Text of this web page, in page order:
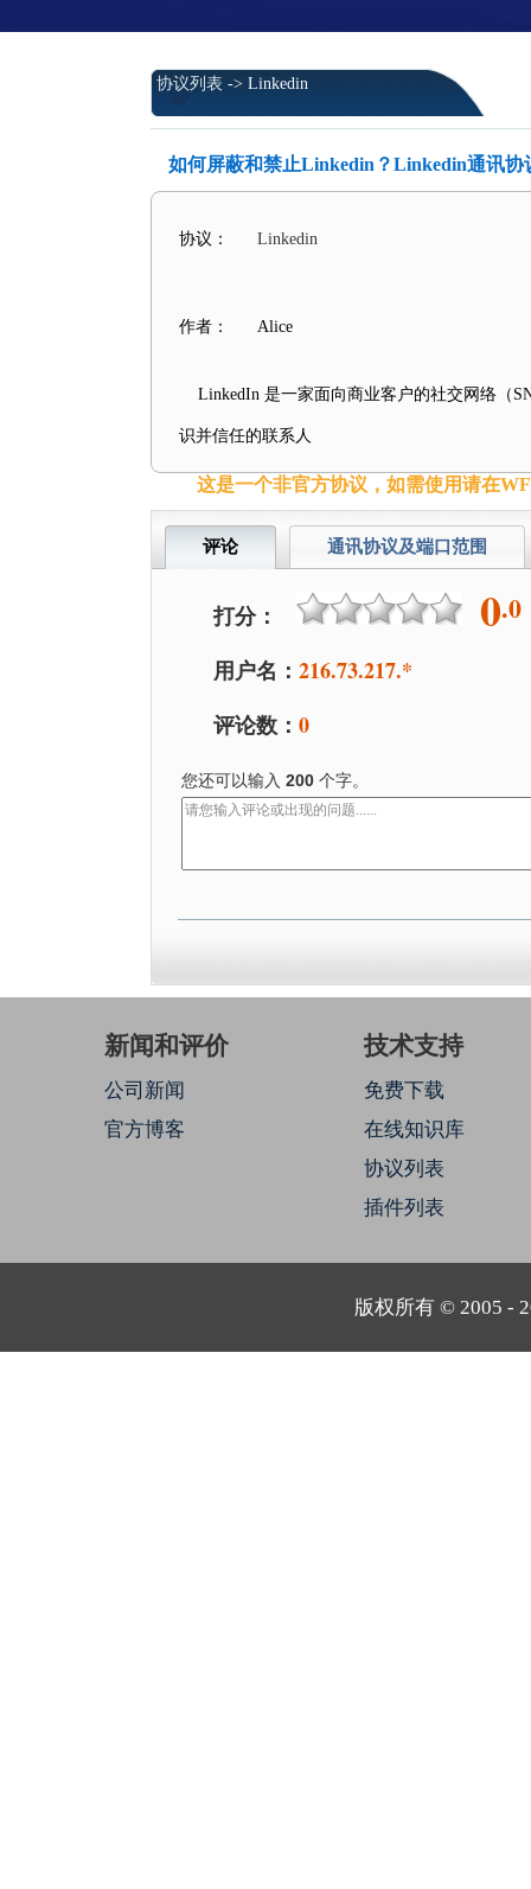
协议列表 -> Linkedin
如何屏蔽和禁止Linkedin？Linkedin通讯协
协议： Linkedin
作者： Alice
LinkedIn 是一家面向商业客户的社交网络（
识并信任的联系人
这是一个非官方协议，如需使用请在
评论 通讯协议及端口范围
打分： 0.0
用户名： 216.73.217.*
评论数： 0
您还可以输入 200个字。
新闻和评价
公司新闻
官方博客
技术支持
免费下载
在线知识库
协议列表
插件列表
版权所有 © 2005 -